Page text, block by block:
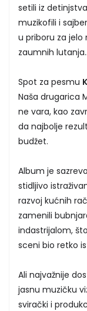
setili iz
muzikofili i
u priboru za jelo
zaumnih
Spot za pesmu
Naša drugarica
ne vara, kao
da najbolje
budžet.
Album je
stidljivo
razvoj kućnih
zamenili
indastrijalom,
sceni bio retko
Ali najvažnije
jasnu muzičku
svirački i